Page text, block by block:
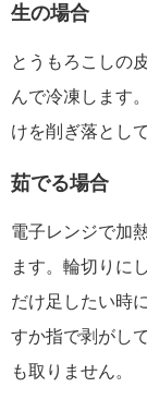
生の場合
とうもろこしの
んで冷凍します
けを削ぎ落とし
茹でる場合
電子レンジで加
ます。輪切りに
だけ足したい時
すか指で剥がし
も取りません。